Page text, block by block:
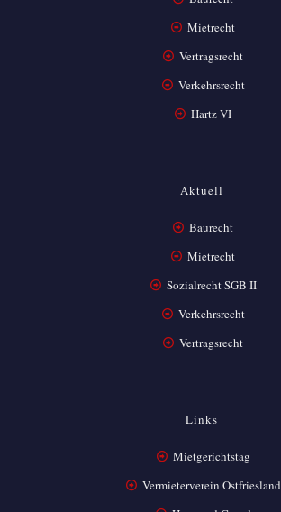
Mietrecht
Vertragsrecht
Verkehrsrecht
Hartz VI
Aktuell
Baurecht
Mietrecht
Sozialrecht SGB II
Verkehrsrecht
Vertragsrecht
Links
Mietgerichtstag
Vermieterverein Ostfriesland